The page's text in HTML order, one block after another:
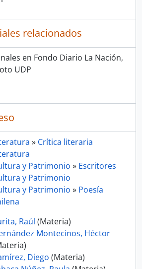
relacionados
en Fondo Diario La Nación,
UDP
» Crítica literaria
y Patrimonio » Escritores
y Patrimonio
y Patrimonio » Poesía
Raúl (Materia)
Montecinos, Héctor
Diego (Materia)